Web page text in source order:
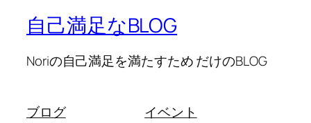
自己満足なBLOG
Noriの自己満足を満たすため だけのBLOG
ブログ
イベント